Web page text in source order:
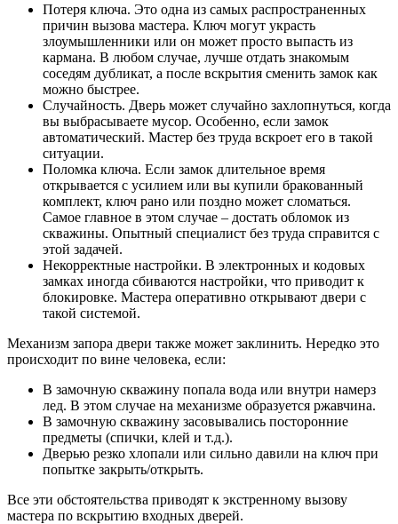
Потеря ключа. Это одна из самых распространенных
причин вызова мастера. Ключ могут украсть
злоумышленники или он может просто выпасть из
кармана. В любом случае, лучше отдать знакомым
соседям дубликат, а после вскрытия сменить замок как
можно быстрее.
Случайность. Дверь может случайно захлопнуться, когда
вы выбрасываете мусор. Особенно, если замок
автоматический. Мастер без труда вскроет его в такой
ситуации.
Поломка ключа. Если замок длительное время
открывается с усилием или вы купили бракованный
комплект, ключ рано или поздно может сломаться.
Самое главное в этом случае – достать обломок из
скважины. Опытный специалист без труда справится с
этой задачей.
Некорректные настройки. В электронных и кодовых
замках иногда сбиваются настройки, что приводит к
блокировке. Мастера оперативно открывают двери с
такой системой.
Механизм запора двери также может заклинить. Нередко это
происходит по вине человека, если:
В замочную скважину попала вода или внутри намерз
лед. В этом случае на механизме образуется ржавчина.
В замочную скважину засовывались посторонние
предметы (спички, клей и т.д.).
Дверью резко хлопали или сильно давили на ключ при
попытке закрыть/открыть.
Все эти обстоятельства приводят к экстренному вызову
мастера по вскрытию входных дверей.